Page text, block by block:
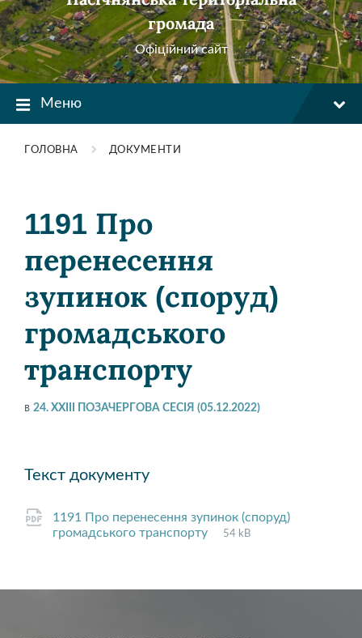
громада
Офіційний сайт
Меню
ГОЛОВНА ДОКУМЕНТИ
1191 Про
перенесення
зупинок (споруд)
громадського
транспорту
в 24. XXIII ПОЗАЧЕРГОВА СЕСІЯ (05.12.2022)
Текст документу
1191 Про перенесення зупинок (споруд)
громадського транспорту
File
pdf
File
54 kB